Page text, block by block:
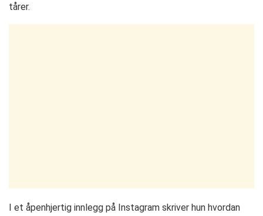
tårer.
I et åpenhjertig innlegg på Instagram skriver hun hvordan